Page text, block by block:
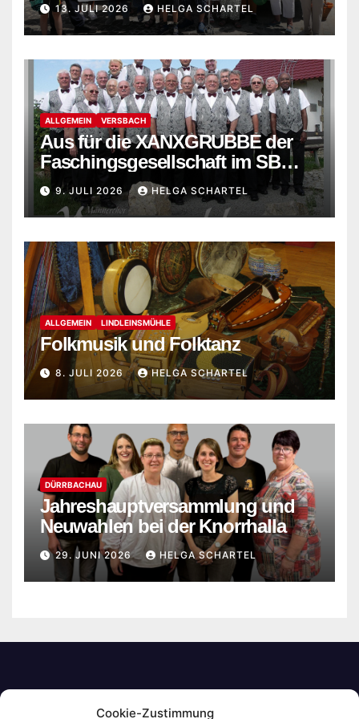
Cookie-Zustimmung
13. JULI 2026 HELGA SCHARTEL
ALLGEMEIN VERSBACH
Aus für die XANXGRUBBE der
Faschingsgesellschaft im SB
Versbach
9. JULI 2026 HELGA SCHARTEL
ALLGEMEIN LINDLEINSMÜHLE
Folkmusik und Folktanz
8. JULI 2026 HELGA SCHARTEL
DÜRRBACHAU
Jahreshauptversammlung und
Neuwahlen bei der Knorrhalla
29. JUNI 2026 HELGA SCHARTEL